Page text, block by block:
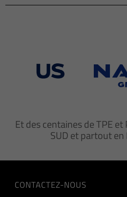
Et des centaines de TPE et
SUD et partout
CONTACTEZ-NOUS